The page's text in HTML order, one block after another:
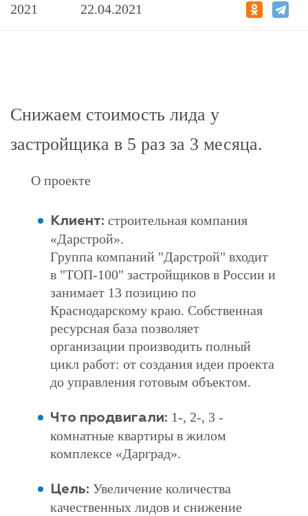
2021
22.04.2021
Снижаем стоимость лида у
застройщика в 5 раз за 3 месяца.
О проекте
Клиент: строительная компания
«Дарстрой».
Группа компаний "Дарстрой" входит
в "ТОП-100" застройщиков в России и
занимает 13 позицию по
Краснодарскому краю. Собственная
ресурсная база позволяет
организации производить полный
цикл работ: от создания идеи проекта
до управления готовым объектом.
Что продвигали: 1-, 2-, 3 -
комнатные квартиры в жилом
комплексе «Дарград».
Цель: Увеличение количества
качественных лидов и снижение